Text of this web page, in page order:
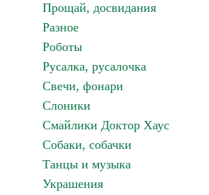
Прощай, досвидания
Разное
Роботы
Русалка, русалочка
Свечи, фонари
Слоники
Смайлики Доктор Хаус
Собаки, собачки
Танцы и музыка
Украшения